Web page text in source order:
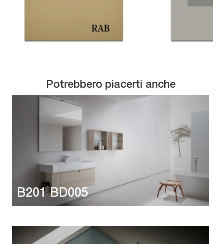
Potrebbero piacerti anche
B201 BD005